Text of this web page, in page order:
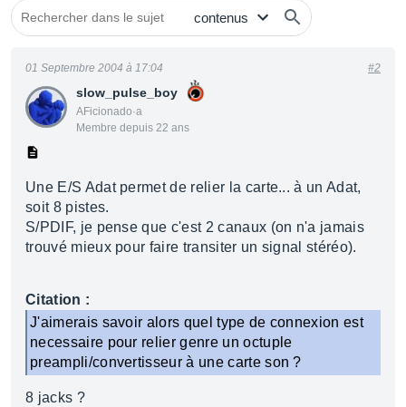
slow_pulse_boy
AFicionado·a
Membre depuis 22 ans
01 Septembre 2004 à 17:04 #2
Une E/S Adat permet de relier la carte... à un Adat,
soit 8 pistes.
S/PDIF, je pense que c'est 2 canaux (on n'a jamais
trouvé mieux pour faire transiter un signal stéréo).
Citation :
J'aimerais savoir alors quel type de connexion est
necessaire pour relier genre un octuple
preampli/convertisseur à une carte son ?
8 jacks ?